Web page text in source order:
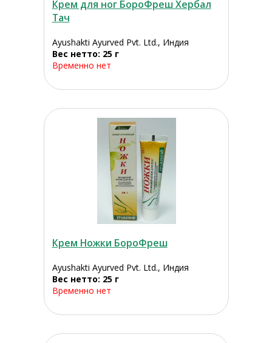
Крем для ног БороФреш Хербал
Тач
Ayushakti Ayurved Pvt. Ltd., Индия
Вес нетто: 25 г
Временно нет
Крем Ножки БороФреш
Ayushakti Ayurved Pvt. Ltd., Индия
Вес нетто: 25 г
Временно нет